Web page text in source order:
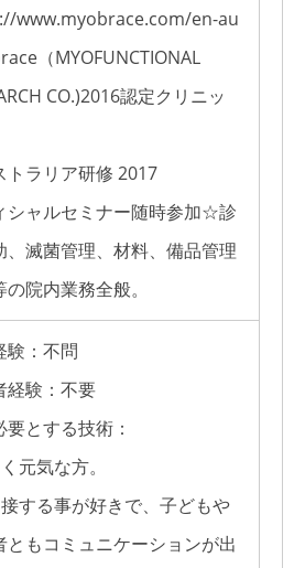
www.myobrace.com/en-au
（MYOFUNCTIONAL
CO.)2016認定クリニッ
トラリア研修 2017
シャルセミナー随時参加☆診
、滅菌管理、材料、備品管理
院内業務全般。
験：不問
経験：不要
要とする技術：
元気な方。
する事が好きで、子どもや
ともコミュニケーションが出